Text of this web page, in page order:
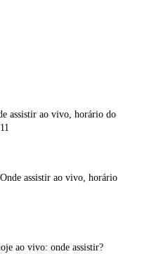
assistir ao vivo, horário do
assistir ao vivo, horário
ao vivo: onde assistir?